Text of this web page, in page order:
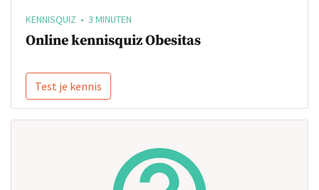
KENNISQUIZ • 3 MINUTEN
Online kennisquiz Obesitas
Test je kennis